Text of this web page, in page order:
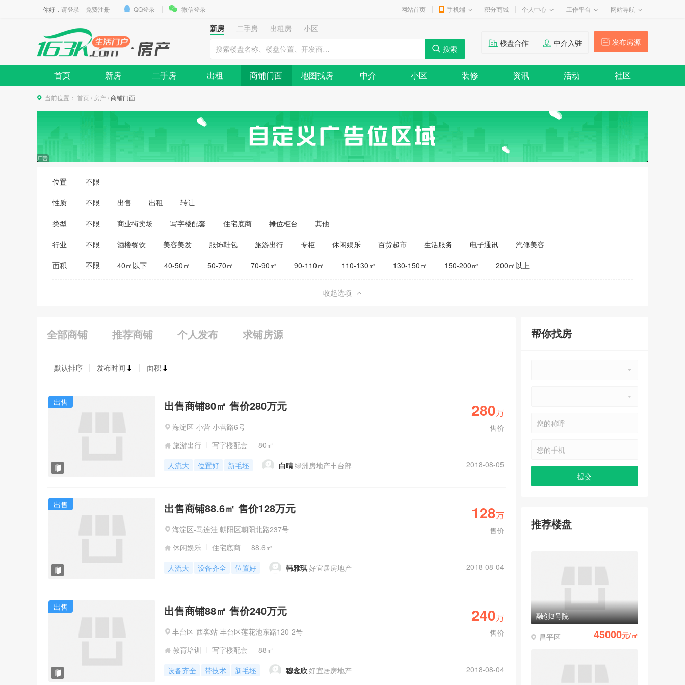
你好， 请登录 免费注册 QQ登录 微信登录 网站首页 手机端 积分商城 个人中心 工作平台 网站导航
新房 二手房 出租房
小区
发布房源
楼盘合作 中介入驻
首页 新房 二手房 出租 商铺门面 地图找房 中介 小区 装修 资讯 活动 社区
当前位置： 首页 / 房产/商铺门面
位置 不限
性质 不限 出售 出租 转让
类型 不限 商业街卖场 写字楼配套 住宅底商 摊位柜台 其他
行业 不限 酒楼餐饮 美容美发 服饰鞋包 旅游出行 专柜 休闲娱乐 百货超市 生活服务 电子通讯
汽修美容
医药保健
家居建材
面积 不限 40㎡以下 40-50㎡ 50-70㎡ 70-90㎡ 90-110㎡ 110-130㎡ 130-150㎡ 150-200㎡ 200㎡以上
收起选项
全部商铺 推荐商铺 个人发布 求铺房源
默认排序 发布时间 面积
出售 出售商铺80㎡ 售价280万元
海淀区-小营 小营路6号
旅游出行
写字楼配套
80㎡
人流大
位置好 新毛坯 白晴绿洲房地产丰台部 2018-08-05
280万
售价
出售 出售商铺88.6㎡ 售价128万元
海淀区-马连洼 朝阳区朝阳北路237号
休闲娱乐
住宅底商
88.6㎡
人流大
设备齐全 位置好 韩雅琪好宜居房地产 2018-08-04
128万
售价
出售 出售商铺88㎡ 售价240万元
丰台区-西客站 丰台区莲花池东路120-2号
教育培训
写字楼配套
88㎡
设备齐全
带技术 新毛坯 穆念欣好宜居房地产 2018-08-04
240万
售价
帮你找房
推荐楼盘
融创3号院
昌平区 45000元/㎡